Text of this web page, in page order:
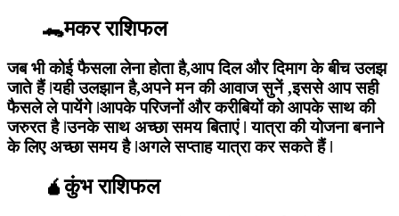
🐊मकर राशिफल
जब भी कोई फैसला लेना होता है,आप दिल और दिमाग के बीच उलझ
जाते हैं ǀयही उलझान है,अपने मन की आवाज सुनें ,इससे आप सही
फैसले ले पायेंगे ǀआपके परिजनों और करीबियों को आपके साथ की
जरुरत है ǀउनके साथ अच्छा समय बिताएं ǀ यात्रा की योजना बनाने
के लिए अच्छा समय है ǀअगले सप्ताह यात्रा कर सकते हैं ǀ
🧉कुंभ राशिफल